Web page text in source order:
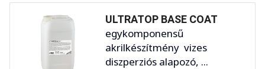
ULTRATOP BASE COAT
egykomponensű
akrilkészítmény vizes
diszperziós alapozó, ...